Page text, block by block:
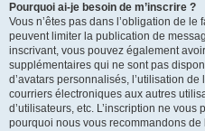
Pourquoi ai-je besoin de m’inscrire ?
Vous n’êtes pas dans l’obligation de
peuvent limiter la publication de
inscrivant, vous pouvez également
supplémentaires qui ne sont pas
d’avatars personnalisés, l’utilisation
courriers électroniques aux autres
d’utilisateurs, etc. L’inscription ne vous
pourquoi nous vous recommandons de